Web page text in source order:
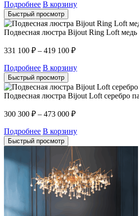
Подробнее В корзину
Быстрый просмотр
Подвесная люстра Bijout Ring Loft медь
331 100 ₽ – 419 100 ₽
Подробнее В корзину
Быстрый просмотр
Подвесная люстра Bijout Loft серебро
300 300 ₽ – 473 000 ₽
Подробнее В корзину
Быстрый просмотр